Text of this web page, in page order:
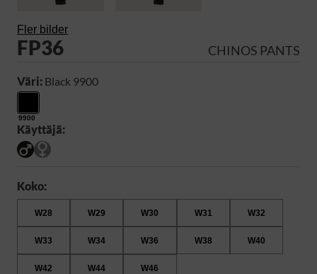
Fler bilder
FP36 CHINOS PANTS
Väri: Black 9900
9900
Käyttäjä:
Koko:
W28 W29 W30 W31 W32
W33 W34 W36 W38 W40
W42 W44 W46